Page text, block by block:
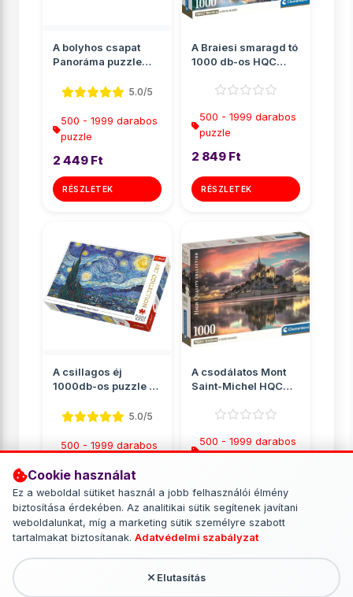
Cookie használat
Ez a weboldal sütiket használ a jobb felhasználói élmény
biztosítása érdekében. Az analitikai sütik segítenek javítani
weboldalunkat, míg a marketing sütik személyre szabott
tartalmakat biztosítanak. Adatvédelmi szabályzat
Elutasítás
A bolyhos csapat
Panoráma puzzle
5.0/5
500 - 1999 darabos
puzzle
2 449 Ft
RÉSZLETEK
A Braiesi smaragd tó
1000 db-os HQC
Cle...
500 - 1999 darabos
puzzle
2 849 Ft
RÉSZLETEK
A csillagos éj
1000db-os puzzle -
5.0/5
500 - 1999 darabos
2 890 Ft
RÉSZLETEK
A csodálatos Mont
Saint-Michel HQC
poszter...
500 - 1999 darabos
RÉSZLETEK